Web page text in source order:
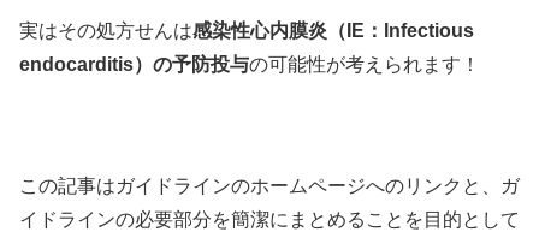
実はその処方せんは感染性心内膜炎（IE：Infectious
endocarditis）の予防投与の可能性が考えられます！
この記事はガイドラインのホームページへのリンクと、ガ
イドラインの必要部分を簡潔にまとめることを目的として